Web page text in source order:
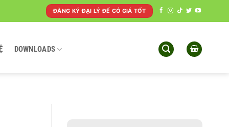
ĐĂNG KÝ ĐẠI LÝ ĐỂ CÓ GIÁ TỐT
DOWNLOADS